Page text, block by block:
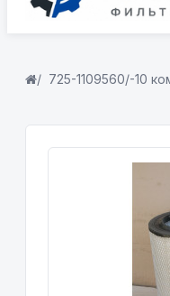
725-1109560/-10